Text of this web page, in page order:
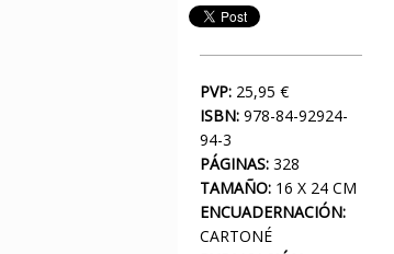
PVP: 25,95 €
ISBN: 978-84-92924-
94-3
PÁGINAS: 328
TAMAÑO: 16 X 24 CM
ENCUADERNACIÓN:
CARTONÉ